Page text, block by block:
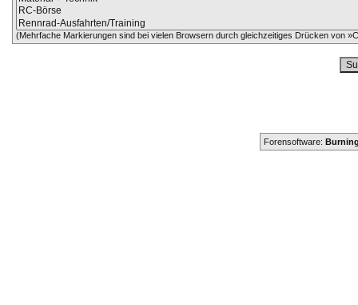
(Mehrfache Markierungen sind bei vielen Browsern durch gleichzeitiges Drücken von
Forensoftware: